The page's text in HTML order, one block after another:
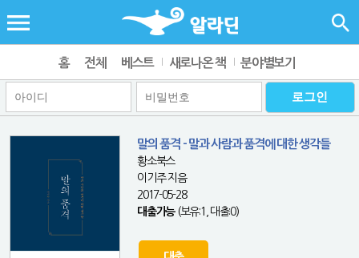
홈 전체 베스트 새로나온 책 분야별보기
말의 품격 - 말과 사람과 품격에 대한 생각들
황소북스
이기주 지음
2017-05-28
대출가능(보유:1, 대출:0)